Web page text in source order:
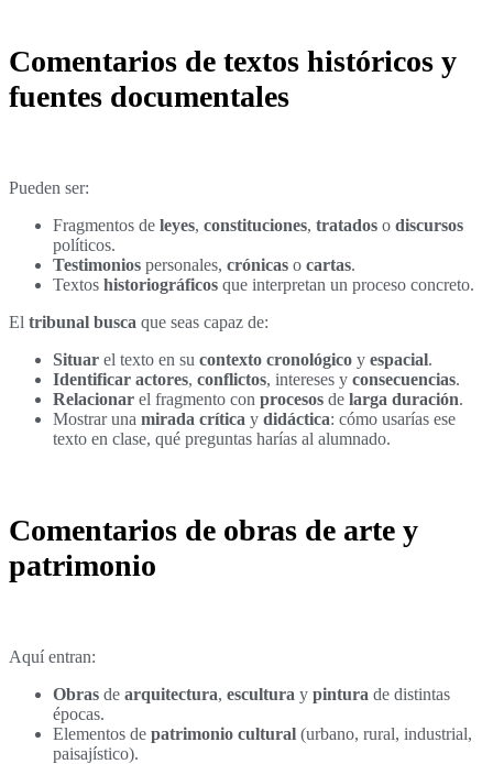
Comentarios de textos históricos y
fuentes documentales
Pueden ser:
Fragmentos de leyes, constituciones, tratados o discursos
políticos.
Testimonios personales, crónicas o cartas.
Textos historiográficos que interpretan un proceso concreto.
El tribunal busca que seas capaz de:
Situar el texto en su contexto cronológico y espacial.
Identificar actores, conflictos, intereses y consecuencias.
Relacionar el fragmento con procesos de larga duración.
Mostrar una mirada crítica y didáctica: cómo usarías ese
texto en clase, qué preguntas harías al alumnado.
Comentarios de obras de arte y
patrimonio
Aquí entran:
Obras de arquitectura, escultura y pintura de distintas
épocas.
Elementos de patrimonio cultural (urbano, rural, industrial,
paisajístico).